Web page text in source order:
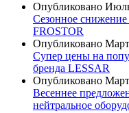
Опубликовано
Сезонное снижение
FROSTOR
Опубликовано
Супер цены на
бренда LESSAR
Опубликовано
Весеннее
нейтральное